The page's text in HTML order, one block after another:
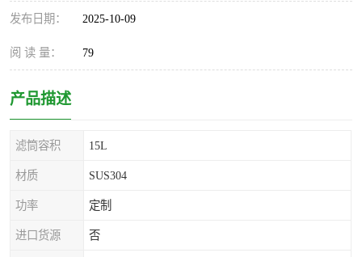
发布日期： 2025-10-09
阅 读 量： 79
产品描述
滤筒容积 15L
材质 SUS304
功率 定制
进口货源 否